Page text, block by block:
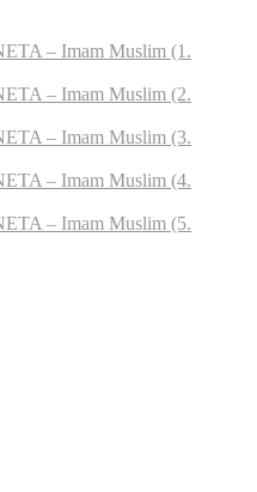
– Imam Muslim (1.
– Imam Muslim (2.
– Imam Muslim (3.
– Imam Muslim (4.
– Imam Muslim (5.